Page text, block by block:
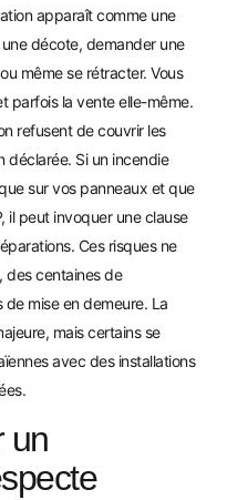
apparaît comme une
décote, demander une
même se rétracter. Vous
parfois la vente elle-même.
refusent de couvrir les
déclarée. Si un incendie
sur vos panneaux et que
il peut invoquer une clause
Ces risques ne
des centaines de
mise en demeure. La
mais certains se
avec des installations
un